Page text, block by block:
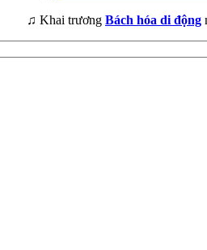
♫ Khai trương Bách hóa di động